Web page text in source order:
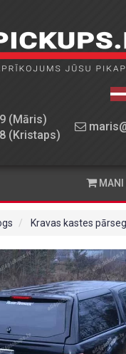
(Māris)
(Kristaps)
Kravas kastes